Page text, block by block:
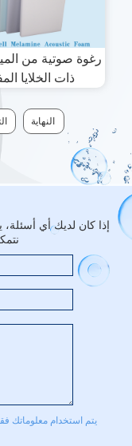
رغوة صوتية من
ذات الخلايا
إذا كان لديك أي
يتم استخدام معلوماتك